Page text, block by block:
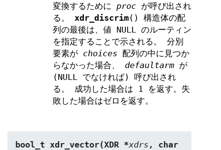
変換するために procが呼び出され
る。 xdr_discrim() 構造体の配
列の最後は、値 NULL のルーティン
を指定することで示される。 分別
要素が choices 配列の中に見つか
らなかった場合、 defaultarmが
(NULL でなければ) 呼び出され
る。 成功した場合は 1 を返す。失
敗した場合はゼロを返す。
bool_t xdr_vector(XDR *xdrs , char